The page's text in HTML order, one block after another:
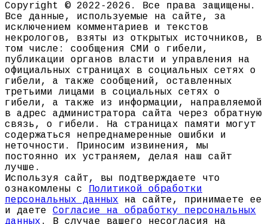
Copyright © 2022-2026. Все права защищены.
Все данные, используемые на сайте, за
исключением комментариев и текстов
некрологов, взяты из открытых источников, в
том числе: сообщения СМИ о гибели,
публикации органов власти и управления на
официальных страницах в социальных сетях о
гибели, а также сообщений, оставленных
третьими лицами в социальных сетях о
гибели, а также из информации, направляемой
в адрес администратора сайта через обратную
связь, о гибели. На страницах памяти могут
содержаться непреднамеренные ошибки и
неточности. Приносим извинения, мы
постоянно их устраняем, делая наш сайт
лучше.
Используя сайт, вы подтверждаете что
ознакомлены с Политикой обработки
персональных данных на сайте, принимаете ее
и даете Согласие на обработку персональных